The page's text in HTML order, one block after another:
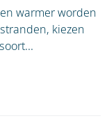
warmer worden
kiezen